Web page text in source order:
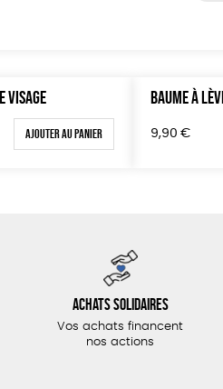
VISAGE
Ajouter au panier
BAUME À
9,90 €
Achats solidaires
Vos achats financent
nos actions